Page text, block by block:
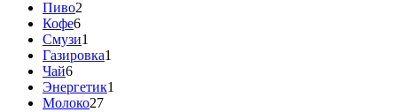
Пиво2
Кофе6
Смузи1
Газировка1
Чай6
Энергетик1
Молоко27